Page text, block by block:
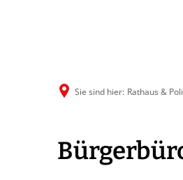
Sie sind hier: Rathaus &
Bürgerbüro